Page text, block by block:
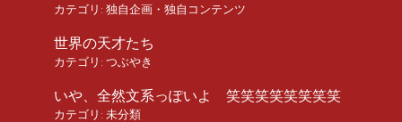
カテゴリ: 独自企画・独自コンテンツ
世界の天才たち
カテゴリ: つぶやき
いや、全然文系っぽいよ 笑笑笑笑笑笑笑笑
カテゴリ: 未分類